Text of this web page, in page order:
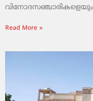
വിനോദസഞ്ചാരികളെയും
Read More »